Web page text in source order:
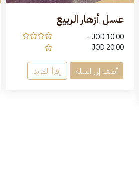
عسل أزهار الربيع
JOD10.00
–
JOD 20.00
أضف إلى السلة إقرأ المزيد